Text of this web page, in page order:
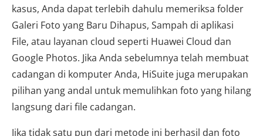
kasus, Anda dapat terlebih dahulu memeriksa folder
Galeri Foto yang Baru Dihapus, Sampah di aplikasi
File, atau layanan cloud seperti Huawei Cloud dan
Google Photos. Jika Anda sebelumnya telah membuat
cadangan di komputer Anda, HiSuite juga merupakan
pilihan yang andal untuk memulihkan foto yang hilang
langsung dari file cadangan.
Jika tidak satu pun dari metode ini berhasil dan foto